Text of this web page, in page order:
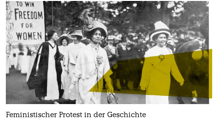
Feministischer Protest in der Geschichte